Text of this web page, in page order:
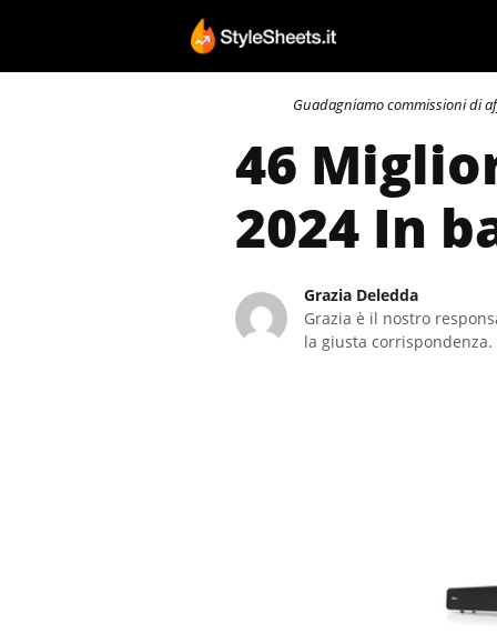
contenuto
Guadagniamo commissioni di
46
2024 In
Grazia Deledda
Grazia è il nostro
la giusta